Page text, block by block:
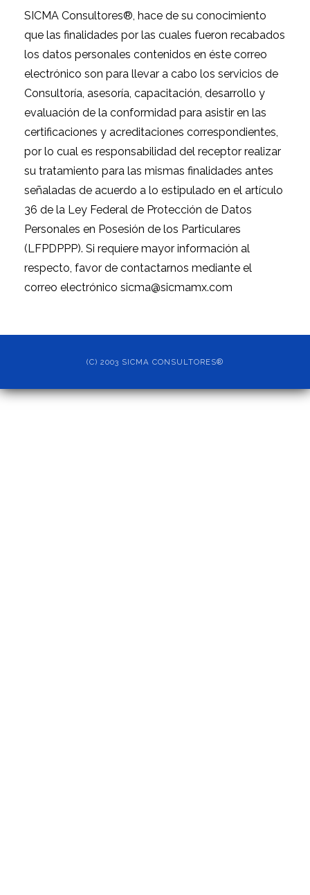
SICMA Consultores®, hace de su conocimiento
que las finalidades por las cuales fueron recabados
los datos personales contenidos en éste correo
electrónico son para llevar a cabo los servicios de
Consultoría, asesoría, capacitación, desarrollo y
evaluación de la conformidad para asistir en las
certificaciones y acreditaciones correspondientes,
por lo cual es responsabilidad del receptor realizar
su tratamiento para las mismas finalidades antes
señaladas de acuerdo a lo estipulado en el artículo
36 de la Ley Federal de Protección de Datos
Personales en Posesión de los Particulares
(LFPDPPP). Si requiere mayor información al
respecto, favor de contactarnos mediante el
correo electrónico sicma@sicmamx.com
(C) 2003 SICMA CONSULTORES®